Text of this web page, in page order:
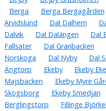
Berga
Berga Bergagården
Arvidslund
Dal Dalhem
Dalvik
Dal Dalängen Dal
Fallsäter
Dal Granbacken
Norskoga
Dal Nyby Dal
Ängtorp
Ekeby Ekeby
Majsbacken
Ekeby Myre
Skogsborg
Ekeby Smedjan
Berglingstorp
Fillinge